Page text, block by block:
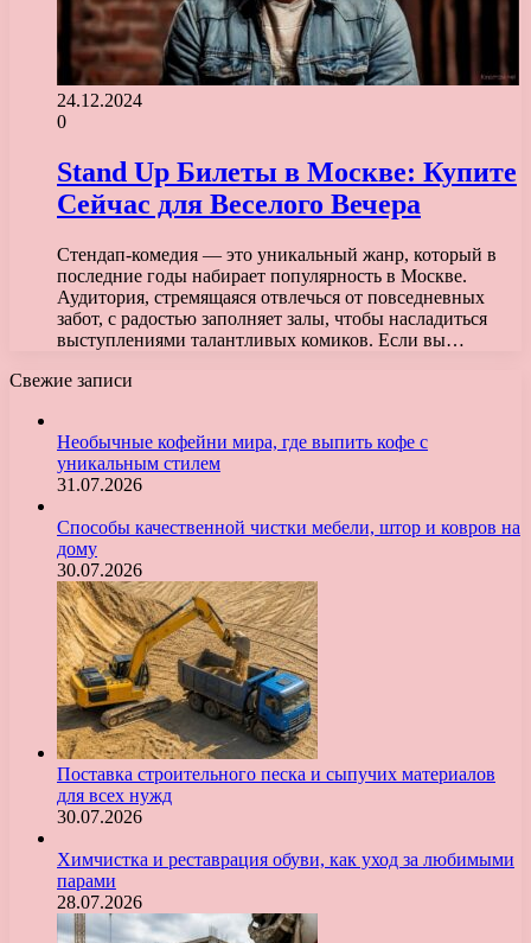
24.12.2024
0
Stand Up Билеты в Москве: Купите
Сейчас для Веселого Вечера
Стендап-комедия — это уникальный жанр, который в
последние годы набирает популярность в Москве.
Аудитория, стремящаяся отвлечься от повседневных
забот, с радостью заполняет залы, чтобы насладиться
выступлениями талантливых комиков. Если вы…
Свежие записи
Необычные кофейни мира, где выпить кофе с
уникальным стилем
31.07.2026
Способы качественной чистки мебели, штор и ковров на
дому
30.07.2026
Поставка строительного песка и сыпучих материалов
для всех нужд
30.07.2026
Химчистка и реставрация обуви, как уход за любимыми
парами
28.07.2026